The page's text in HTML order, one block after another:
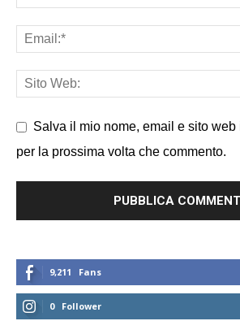
Salva il mio nome, email e sito
per la prossima volta che commento.
9,211 Fans
0 Follower